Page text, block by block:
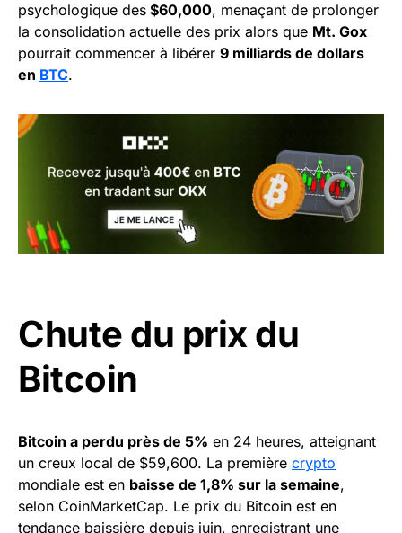
psychologique des $60,000, menaçant de prolonger
la consolidation actuelle des prix alors que Mt. Gox
pourrait commencer à libérer 9 milliards de dollars
en BTC.
Chute du prix du
Bitcoin
Bitcoin a perdu près de 5% en 24 heures, atteignant
un creux local de $59,600. La première crypto
mondiale est en baisse de 1,8% sur la semaine,
selon CoinMarketCap. Le prix du Bitcoin est en
tendance baissière depuis juin, enregistrant une